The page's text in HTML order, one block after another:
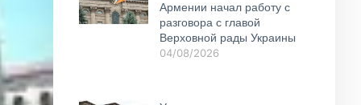
Армении начал работу с
разговора с главой
Верховной рады Украины
04/08/2026